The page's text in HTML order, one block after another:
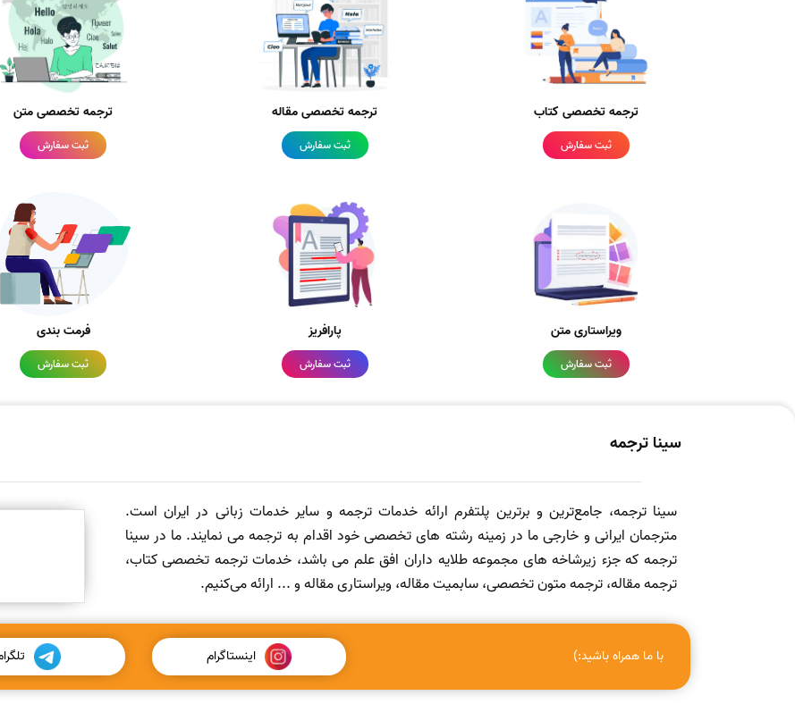
ترجمه تخصصی کتاب
ثبت سفارش
ترجمه تخصصی مقاله
ثبت سفارش
ترجمه تخصصی متن
ثبت سفارش
ویراستاری متن
ثبت سفارش
پارافریز
ثبت سفارش
فرمت بندی
ثبت سفارش
سینا ترجمه
سینا ترجمه، جامع‌ترین و برترین پلتفرم ارائه خدمات ترجمه و سایر خدمات زبانی در ایران است.
مترجمان ایرانی و خارجی ما در زمینه رشته های تخصصی خود اقدام به ترجمه می نمایند. ما در سینا
ترجمه که جزء زیرشاخه های مجموعه طلایه داران افق علم می باشد، خدمات ترجمه تخصصی کتاب،
ترجمه مقاله، ترجمه متون تخصصی، سابمیت مقاله، ویراستاری مقاله و ... ارائه می‌کنیم.
با ما همراه باشید:) اینستاگرام